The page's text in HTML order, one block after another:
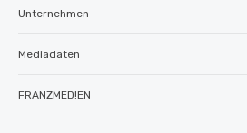
Unternehmen
Mediadaten
FRANZMED!EN